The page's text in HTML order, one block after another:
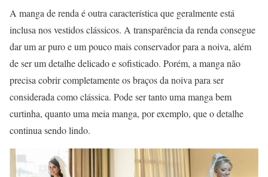
A manga de renda é outra característica que geralmente está
inclusa nos vestidos clássicos. A transparência da renda consegue
dar um ar puro e um pouco mais conservador para a noiva, além
de ser um detalhe delicado e sofisticado. Porém, a manga não
precisa cobrir completamente os braços da noiva para ser
considerada como clássica. Pode ser tanto uma manga bem
curtinha, quanto uma meia manga, por exemplo, que o detalhe
continua sendo lindo.